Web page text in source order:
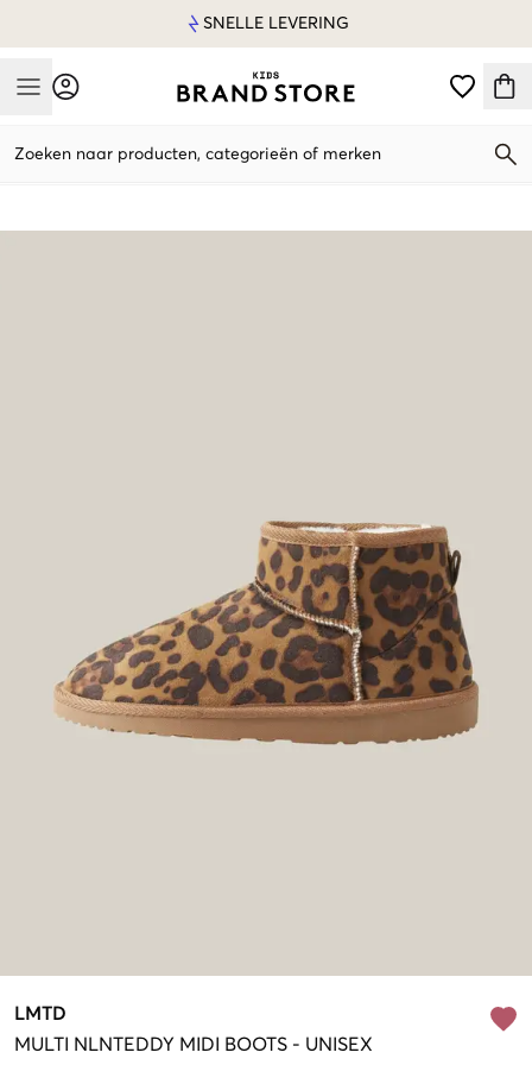
SNELLE LEVERING
Mobile Menu
Zoeken naar producten, categorieën of merken
LMTD
MULTI
NLNTEDDY MIDI BOOTS - UNISEX